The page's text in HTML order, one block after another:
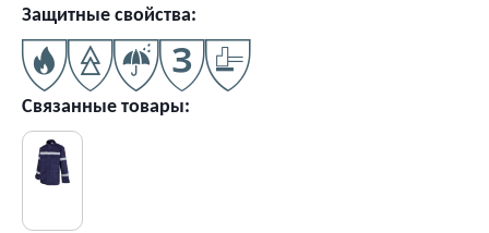
Защитные свойства:
Связанные товары: